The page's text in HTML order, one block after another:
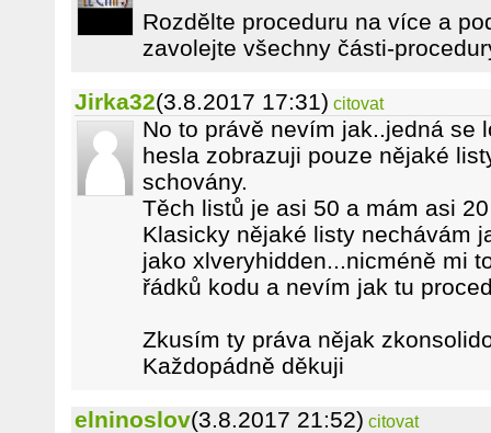
Rozdĕlte proceduru na více a
zavolejte všechny části-
Jirka32(3.8.2017 17:31) citovat
No to právě nevím jak..jedná se
hesla zobrazuji pouze nějaké
schovány.
Těch listů je asi 50 a mám asi
Klasicky nějaké listy nechávám
jako xlveryhidden...nicméně mi
řádků kodu a nevím jak tu
Zkusím ty práva nějak
Každopádně děkuji
elninoslov(3.8.2017 21:52) citovat